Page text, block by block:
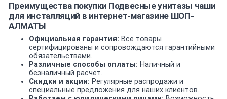
Преимущества покупки Подвесные унитазы чаши
для инсталляций в интернет-магазине ШОП-
АЛМАТЫ
Официальная гарантия: Все товары
сертифицированы и сопровождаются гарантийными
обязательствами.
Различные способы оплаты: Наличный и
безналичный расчет.
Скидки и акции: Регулярные распродажи и
специальные предложения для наших клиентов.